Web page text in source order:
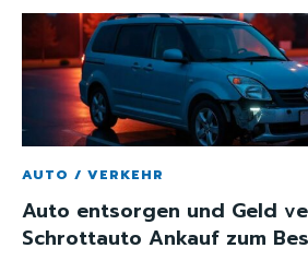
AUTO / VERKEHR
Auto entsorgen und Geld
Schrottauto Ankauf zum